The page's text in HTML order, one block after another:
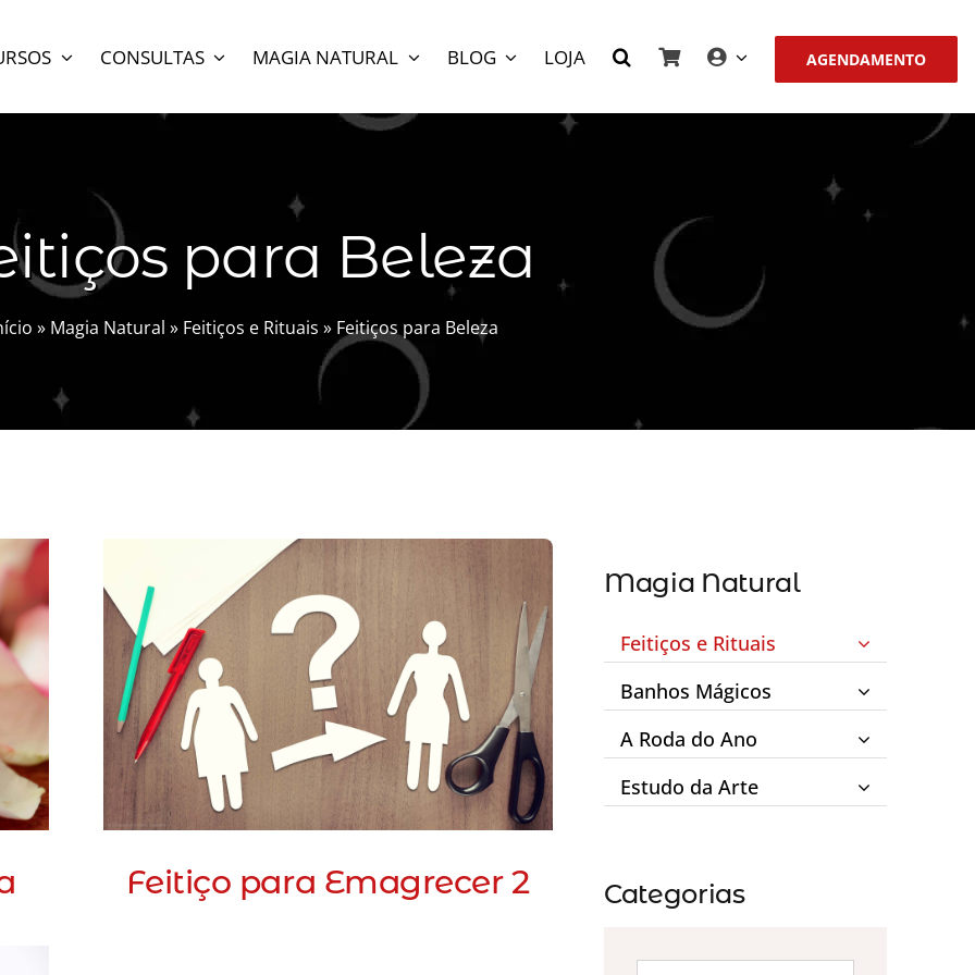
CONSULTAS MAGIA NATURAL BLOG LOJA AGENDAMENTO
para Beleza
» Magia Natural » Feitiços e Rituais » Feitiços para Beleza
Feitiço para Emagrecer 2
Magia Natural
Feitiços e Rituais
Banhos Mágicos
A Roda do Ano
Estudo da Arte
Categorias